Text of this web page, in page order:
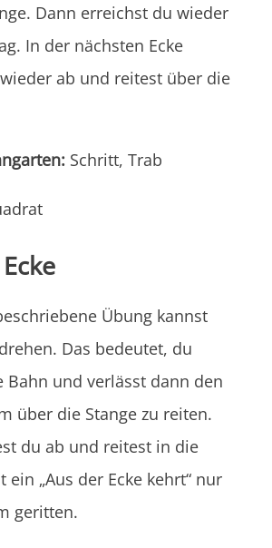
Dann erreichst du wieder
In der nächsten Ecke
ab und reitest über die
Schritt, Trab
Übung kannst
Das bedeutet, du
Bahn und verlässt dann den
über die Stange zu reiten.
du ab und reitest in die
ein „Aus der Ecke kehrt“ nur
geritten.